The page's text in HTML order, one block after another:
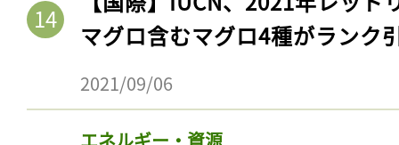
2026/07/22
政府・国際機関・NGO
【国際】IUCN、2021年レッド